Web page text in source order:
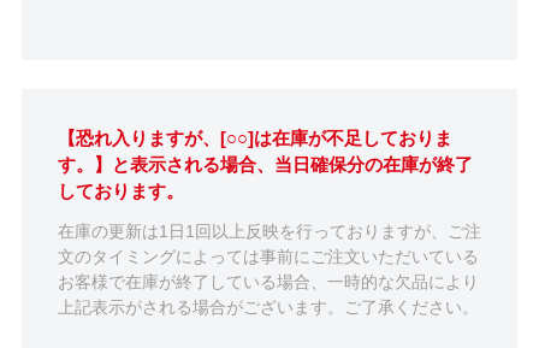
【恐れ入りますが、[○○]は在庫が不足しておりま
す。】と表示される場合、当日確保分の在庫が終了
しております。
在庫の更新は1日1回以上反映を行っておりますが、ご注
文のタイミングによっては事前にご注文いただいている
お客様で在庫が終了している場合、一時的な欠品により
上記表示がされる場合がございます。ご了承ください。